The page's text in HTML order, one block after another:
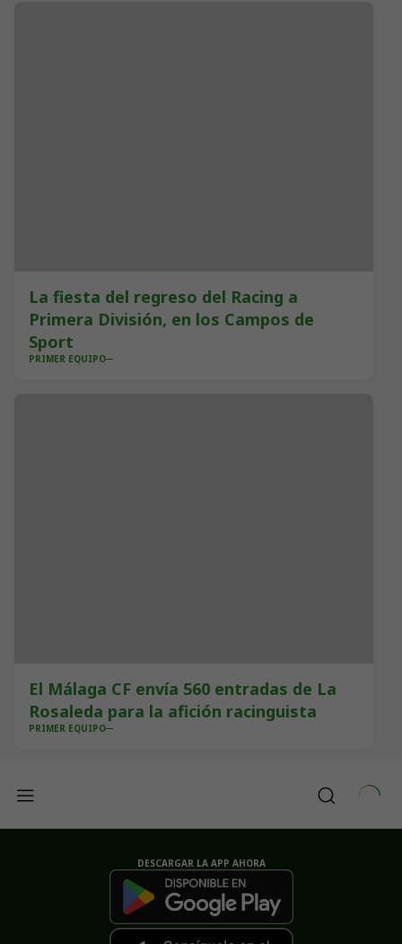
La fiesta del regreso del Racing a
Primera División, en los Campos de
Sport
PRIMER EQUIPO
El Málaga CF envía 560 entradas de La
Rosaleda para la afición racinguista
PRIMER EQUIPO
DESCARGAR LA APP AHORA